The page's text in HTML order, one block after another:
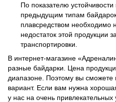
По показателю
предыдущим типам
плавсредством необходимо
недостаток этой продукции
транспортировки.
В интернет-магазине
разные байдарки. Цена
диапазоне. Поэтому вы сможете
вариант. Если вам нужна
у нас на очень привлекательных